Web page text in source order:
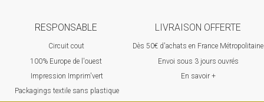
RESPONSABLE
Circuit cout
100% Europe de l'ouest
Impression Imprim'vert
Packagings textile sans plastique
LIVRAISON OFFERTE
Dès 50€ d'achats en France Métropolitaine
Envoi sous 3 jours ouvrés
En savoir +